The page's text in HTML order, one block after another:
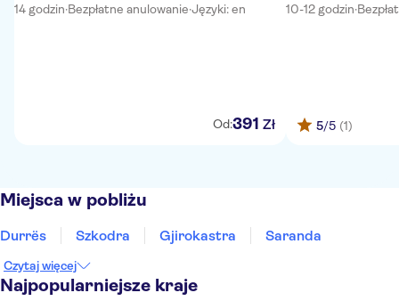
14 godzin·Bezpłatne anulowanie·Języki: en
Od:391 Zł
10-12 godzin·
5/5 (1)
Miejsca w pobliżu
Durrës Szkodra Gjirokastra Saranda
Czytaj więcej
Najpopularniejsze kraje